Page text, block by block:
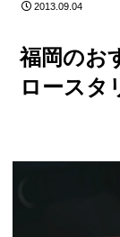
2013.09.04
福岡のお
ロースタ